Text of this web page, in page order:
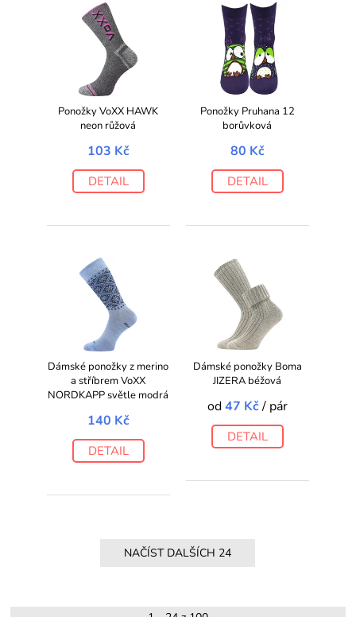
Ponožky VoXX HAWK
neon růžová
103 Kč
DETAIL
Ponožky Pruhana 12
borůvková
80 Kč
DETAIL
Dámské ponožky z merino
a stříbrem VoXX
NORDKAPP světle modrá
140 Kč
DETAIL
Dámské ponožky Boma
JIZERA béžová
od47 Kč/ pár
DETAIL